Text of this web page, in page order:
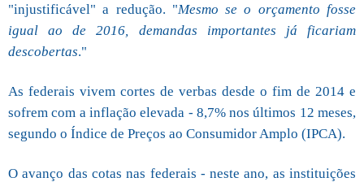
"injustificável" a redução. "Mesmo se o orçamento fosse
igual ao de 2016, demandas importantes já ficariam
descobertas."
As federais vivem cortes de verbas desde o fim de 2014 e
sofrem com a inflação elevada - 8,7% nos últimos 12 meses,
segundo o Índice de Preços ao Consumidor Amplo (IPCA).
O avanço das cotas nas federais - neste ano, as instituições